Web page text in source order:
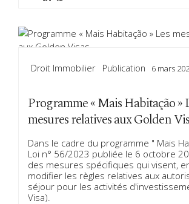
Droit Immobilier Publication 6 mars
Programme « Mais Habitação »
mesures relatives aux Golden
Dans le cadre du programme " Mais
Loi n° 56/2023 publiée le 6 octobre
des mesures spécifiques qui visent,
modifier les règles relatives aux
séjour pour les activités
Visa).